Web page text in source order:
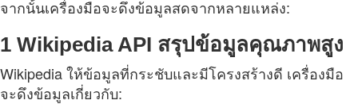
จากนั้นเครื่องมือจะดึงข้อมูลสดจากหลายแหล่ง:
1 Wikipedia API สรุปข้อมูลคุณภาพสูง
Wikipedia ให้ข้อมูลที่กระชับและมีโครงสร้างดี เครื่องมือ
จะดึงข้อมูลเกี่ยวกับ: